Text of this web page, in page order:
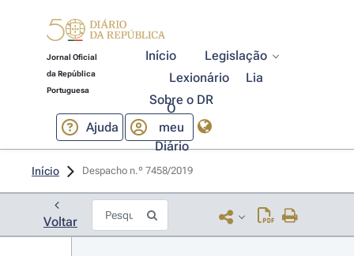
Jornal Oficial
da República
Portuguesa
Início
Legislação
Lexionário
Lia
Sobre o DR
Ajuda
O
meu
Diário
Início Despacho n.º 7458/2019
Voltar